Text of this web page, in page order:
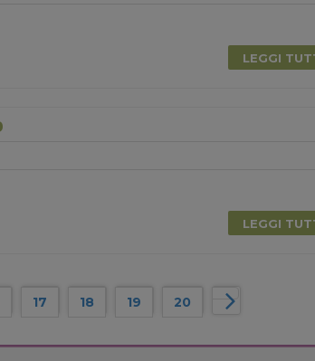
LEGGI
LEGGI
17 18 19 20